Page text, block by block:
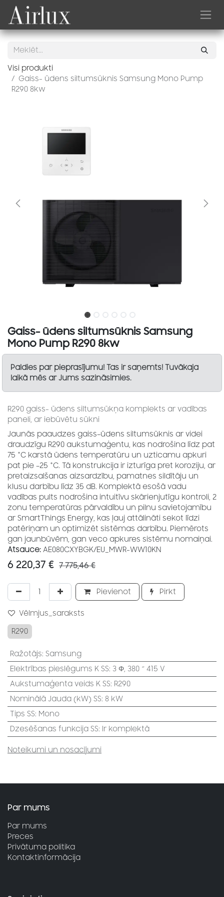
Skip to Content
Visi produkti
Gaiss- ūdens siltumsūknis Samsung Mono Pump
R290 8kw
Gaiss- ūdens siltumsūknis Samsung
Mono Pump R290 8kw
Paldies par pieprasījumu! Tas ir saņemts! Tuvākaja
laikā mēs ar Jums sazināsimies.
R290 gaiss- ūdens siltumsūkņa komplekts ar vadības
paneli, ar iebūvētu sūkni
Jaunās paaudzes gaiss–ūdens siltumsūknis ar videi
draudzīgu R290 aukstumaģentu, kas nodrošina līdz pat
75 °C karstā ūdens temperatūru un uzticamu apkuri
pat pie –25 °C. Tā konstrukcija ir izturīga pret koroziju, ar
pretaizsalšanas aizsardzību, pamatnes sildītāju un
klusu darbību līdz 35 dB. Komplektā esošā vadu
vadības pults nodrošina intuitīvu skārienjutīgu kontroli, 2
zonu temperatūras pārvaldību un pilnu savietojamību
ar SmartThings Energy, kas ļauj attālināti sekot līdzi
patēriņam un optimizēt sistēmas darbību. Piemērots
gan jaunbūvēm, gan veco apkures sistēmu nomaiņai.
Atsauce: AE080CXYBGK/EU_MWR-WW10KN
6 220,37 € 7 775,46€
Pievienot Pirkt
Vēlmjus_saraksts
R290
Ražotājs: Samsung
Elektrības pieslēgums K SS: 3 Φ, 380 ~ 415 V
Aukstumaģenta veids K SS: R290
Nominālā Jauda (kW) SS: 8 kW
Tips SS: Mono
Dzesēšanas funkcija SS: Ir komplektā
Noteikumi un nosacījumi
Par mums
Par mums
Preces
Privātuma politika
Kontaktinformācija